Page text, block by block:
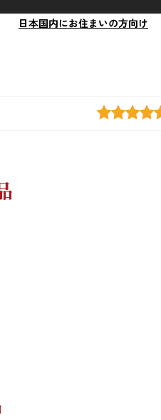
日本国内にお住まいの方向け